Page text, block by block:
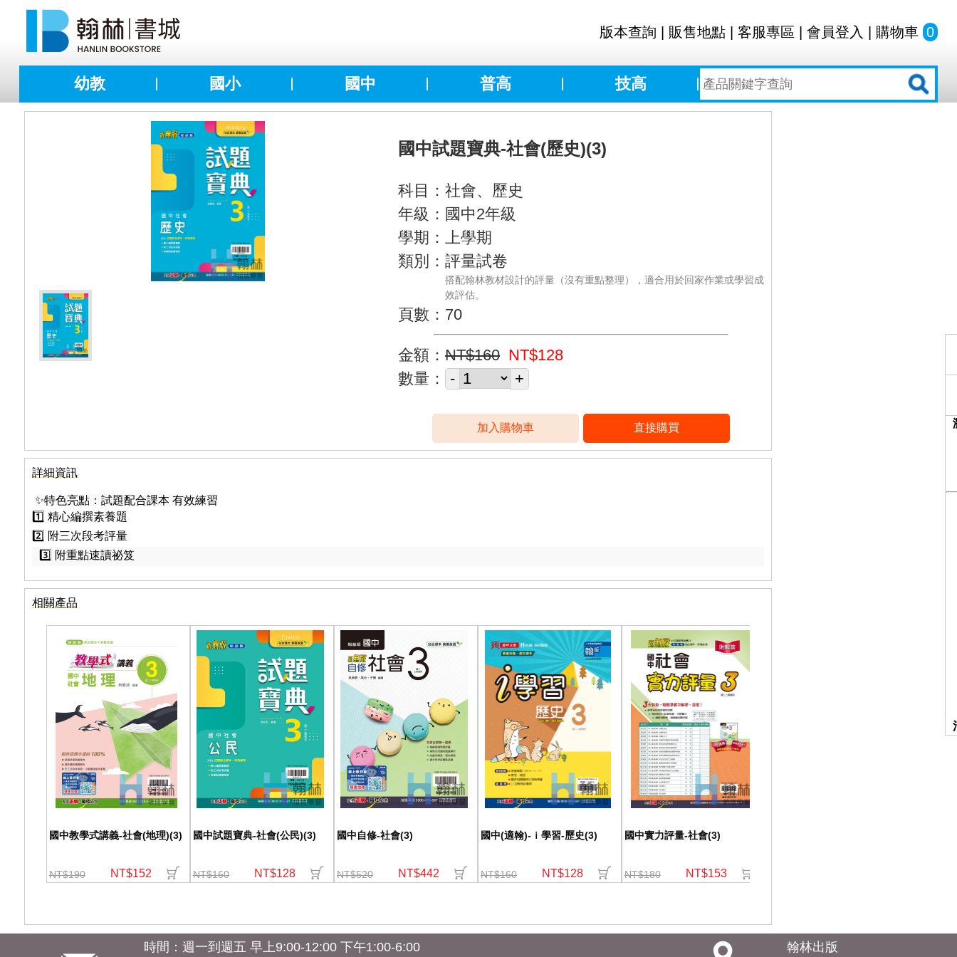
版本查詢 販售地點 客服專區 會員登入 購物車 0
幼教 國小 國中 普高 技高
國中試題寶典-社會(歷史)(3)
科目：社會、歷史
年級：國中2年級
學期：上學期
類別：評量試卷
搭配翰林教材設計的評量（沒有重點整理），適合用於回家作業或學習成
效評估。
頁數：70
金額： NT$160 NT$128
數量：
詳細資訊
✨特色亮點：試題配合課本 有效練習
1️⃣ 精心編撰素養題
2️⃣ 附三次段考評量
3️⃣ 附重點速讀祕笈
相關產品
國中教學式講義-社會(地理)(3)
NT$190 NT$152
國中試題寶典-社會(公民)(3)
NT$160 NT$128
國中自修-社會(3)
NT$520 NT$442
國中(適翰)-ｉ學習-歷史(3)
NT$160 NT$128
國中實力評量-社會(3)
NT$180 NT$153
時間：週一到週五 早上9:00-12:00 下午1:00-6:00 翰林出版